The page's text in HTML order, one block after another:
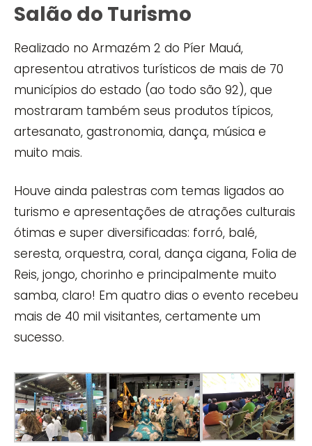
Salão do Turismo
Realizado no Armazém 2 do Píer Mauá,
apresentou atrativos turísticos de mais de 70
municípios do estado (ao todo são 92), que
mostraram também seus produtos típicos,
artesanato, gastronomia, dança, música e
muito mais.
Houve ainda palestras com temas ligados ao
turismo e apresentações de atrações culturais
ótimas e super diversificadas: forró, balé,
seresta, orquestra, coral, dança cigana, Folia de
Reis, jongo, chorinho e principalmente muito
samba, claro! Em quatro dias o evento recebeu
mais de 40 mil visitantes, certamente um
sucesso.